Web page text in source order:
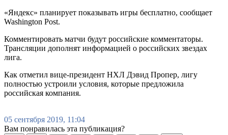
«Яндекс» планирует показывать игры бесплатно, сообщает
Washington Post.
Комментировать матчи будут российские комментаторы.
Трансляции дополнят информацией о российских звездах
лига.
Как отметил вице-президент НХЛ Дэвид Пропер, лигу
полностью устроили условия, которые предложила
российская компания.
05 сентября 2019, 11:04
Вам понравилась эта публикация?